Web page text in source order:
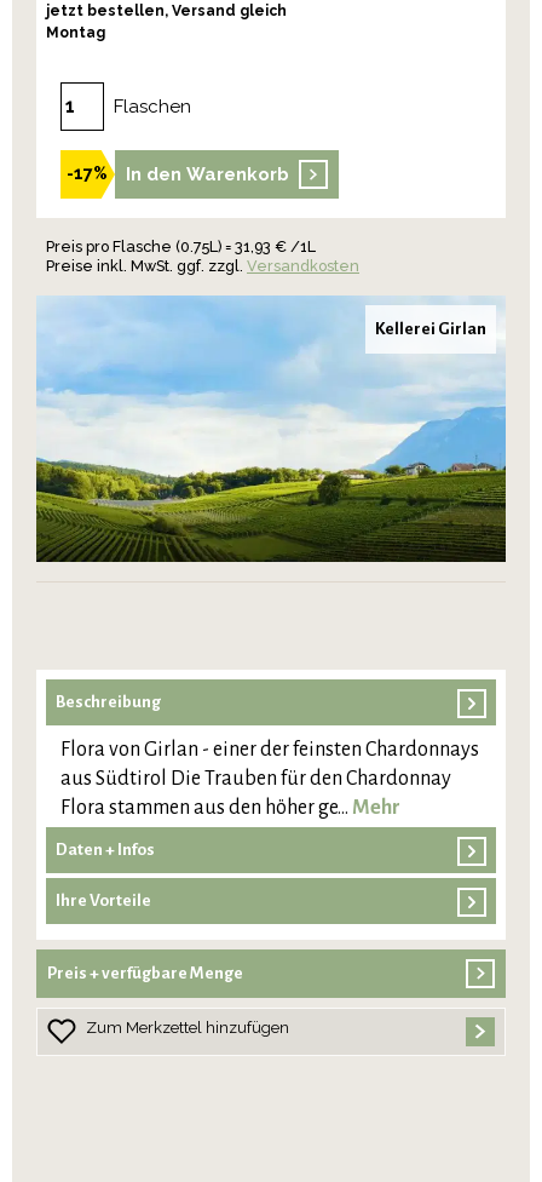
jetzt bestellen, Versand gleich
Montag
Flaschen
-17% In den Warenkorb
Preis pro Flasche (0.75L) = 31,93 € /1L
Preise inkl. MwSt. ggf. zzgl. Versandkosten
Kellerei Girlan
Beschreibung
Flora von Girlan - einer der feinsten Chardonnays
aus Südtirol Die Trauben für den Chardonnay
Flora stammen aus den höher ge… Mehr
Daten + Infos
Ihre Vorteile
Preis + verfügbare Menge
Zum Merkzettel hinzufügen